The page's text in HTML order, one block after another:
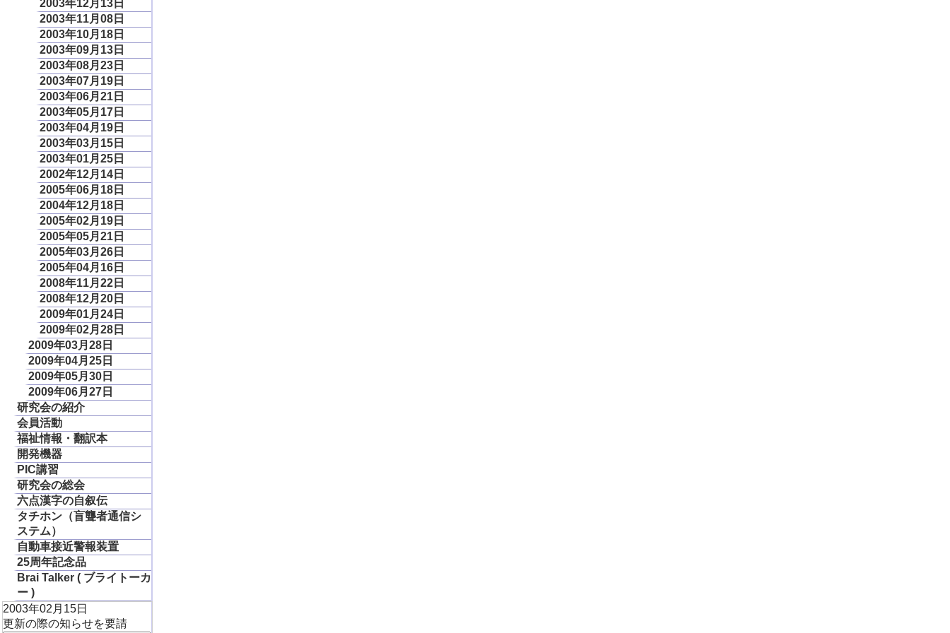
2003年12月13日
2003年11月08日
2003年10月18日
2003年09月13日
2003年08月23日
2003年07月19日
2003年06月21日
2003年05月17日
2003年04月19日
2003年03月15日
2003年01月25日
2002年12月14日
2005年06月18日
2004年12月18日
2005年02月19日
2005年05月21日
2005年03月26日
2005年04月16日
2008年11月22日
2008年12月20日
2009年01月24日
2009年02月28日
2009年03月28日
2009年04月25日
2009年05月30日
2009年06月27日
研究会の紹介
会員活動
福祉情報・翻訳本
開発機器
PIC講習
研究会の総会
六点漢字の自叙伝
タチホン（盲聾者通信シ
ステム）
自動車接近警報装置
25周年記念品
Brai Talker ( ブライトーカ
ー )
2003年02月15日
更新の際の知らせを要請